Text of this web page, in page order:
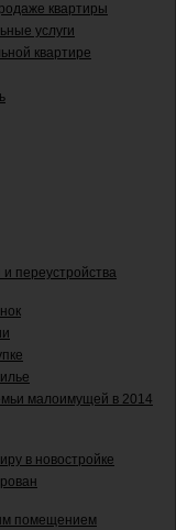
квартиры
услуги
квартире
переустройства
малоимущей в 2014
в новостройке
помещением